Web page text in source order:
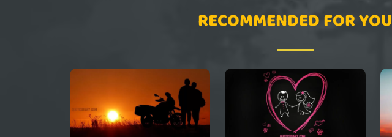
RECOMMENDED FOR YOU